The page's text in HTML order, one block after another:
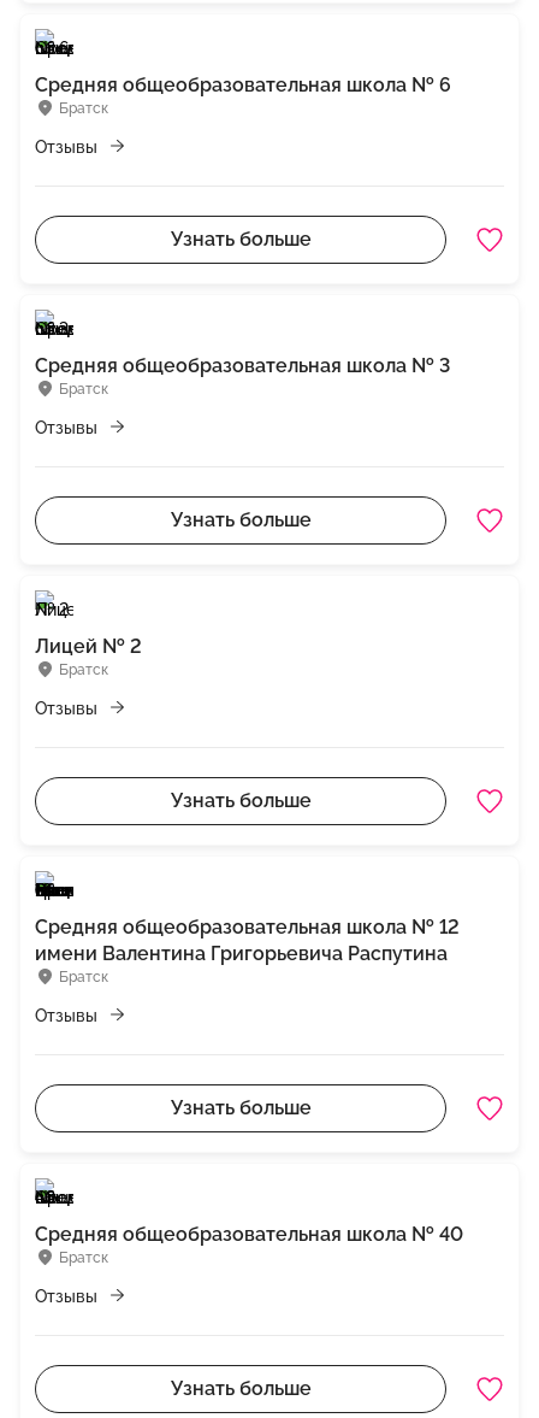
Братск
Средняя общеобразовательная школа № 6
Отзывы
Узнать больше
Братск
Средняя общеобразовательная школа № 3
Отзывы
Узнать больше
Братск
Лицей № 2
Отзывы
Узнать больше
Братск
Средняя общеобразовательная школа № 12
имени Валентина Григорьевича Распутина
Отзывы
Узнать больше
Братск
Средняя общеобразовательная школа № 40
Отзывы
Узнать больше